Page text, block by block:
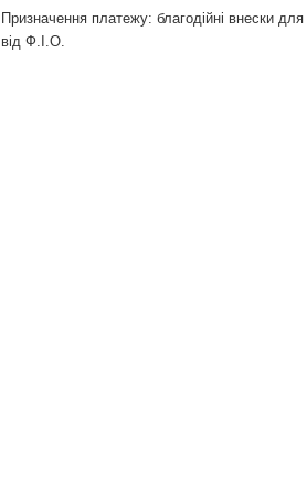
Призначення платежу: благодійні внески
від Ф.І.О.